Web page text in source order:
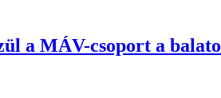
a MÁV-csoport a